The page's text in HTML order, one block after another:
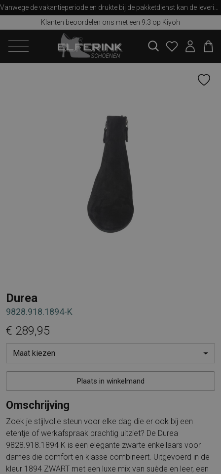
Klanten beoordelen ons met een 9.3 op Kiyoh
zoeken
Durea
9828.918.1894-K
€ 289,95
Maat kiezen
Plaats in winkelmand
Omschrijving
Zoek je stijlvolle steun voor elke dag die er ook bij een
etentje of werkafspraak prachtig uitziet? De Durea
9828.918.1894 K is een elegante zwarte enkellaars voor
dames die comfort en klasse combineert. Uitgevoerd in de
kleur 1894 ZWART met een luxe mix van suède en leer, een